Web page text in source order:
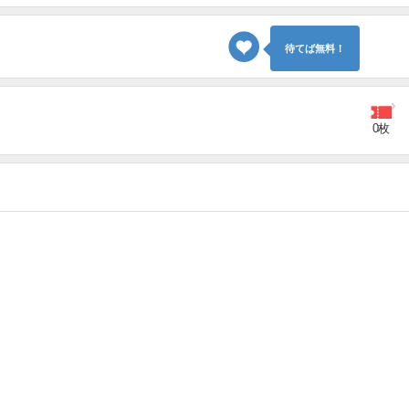
待てば無料！
0枚